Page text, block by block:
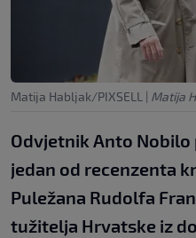
Matija Habljak/PIXSELL | Matija
Odvjetnik Anto Nobilo
jedan od recenzenta
Puležana Rudolfa
tužitelja Hrvatske iz